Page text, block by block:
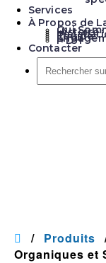
Services
À Propos de
Qui
Histoire
Équipe
I+D+I
Contacter
Rechercher
sur
le
Produits
Organiques et